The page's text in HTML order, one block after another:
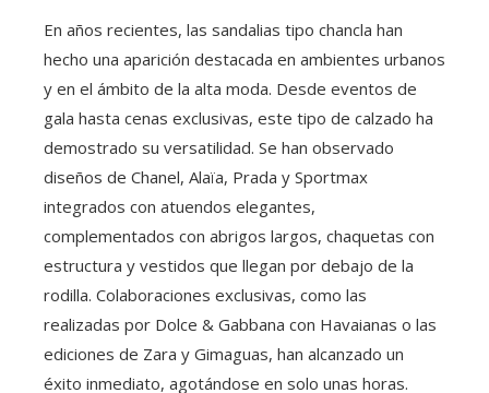
En años recientes, las sandalias tipo chancla han
hecho una aparición destacada en ambientes urbanos
y en el ámbito de la alta moda. Desde eventos de
gala hasta cenas exclusivas, este tipo de calzado ha
demostrado su versatilidad. Se han observado
diseños de Chanel, Alaïa, Prada y Sportmax
integrados con atuendos elegantes,
complementados con abrigos largos, chaquetas con
estructura y vestidos que llegan por debajo de la
rodilla. Colaboraciones exclusivas, como las
realizadas por Dolce & Gabbana con Havaianas o las
ediciones de Zara y Gimaguas, han alcanzado un
éxito inmediato, agotándose en solo unas horas.